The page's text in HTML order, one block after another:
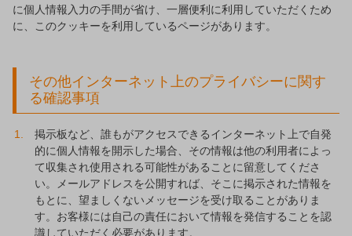
に個人情報入力の手間が省け、一層便利に利用していただくため
に、このクッキーを利用しているページがあります。
その他インターネット上のプライバシーに関す
る確認事項
掲示板など、誰もがアクセスできるインターネット上で自発
的に個人情報を開示した場合、その情報は他の利用者によっ
て収集され使用される可能性があることに留意してくださ
い。メールアドレスを公開すれば、そこに掲示された情報を
もとに、望ましくないメッセージを受け取ることがありま
す。お客様には自己の責任において情報を発信することを認
識していただく必要があります。